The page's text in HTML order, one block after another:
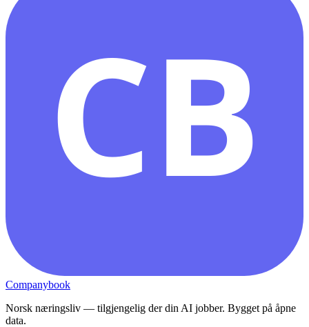
CB
Companybook
Norsk næringsliv — tilgjengelig der din AI jobber. Bygget på åpne
data.